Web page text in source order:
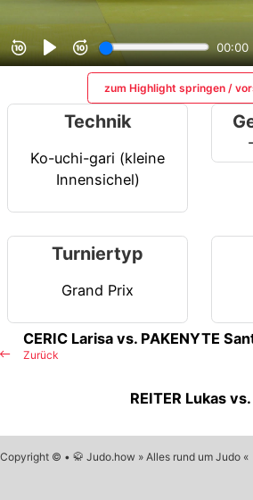
zum Highlight springen /
Technik
Ko-uchi-gari (kleine
Innensichel)
Turniertyp
Grand Prix
Zurück
CERIC Larisa vs. PAKENYTE
REITER Lukas
Copyright © • 🥋 Judo.how » Alles rund um Judo «